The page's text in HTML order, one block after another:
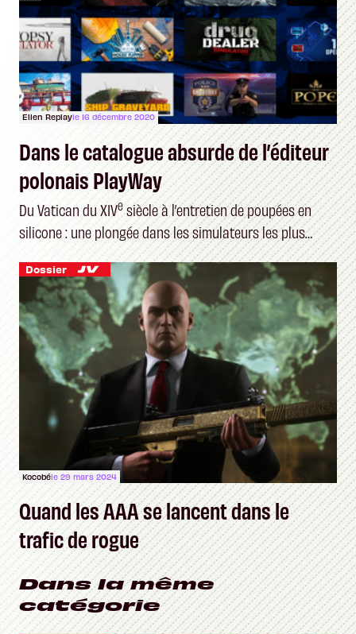
Ellen Replayle 16 décembre 2020
Dans le catalogue absurde de l’éditeur
polonais PlayWay
Du Vatican du XIVesiècle à l’entretien de poupées en
silicone : une plongée dans les simulateurs les plus
étranges du marché
Dossier
Kocobéle 29 mars 2024
Quand les AAA se lancent dans le
trafic de rogue
Dans la même
catégorie